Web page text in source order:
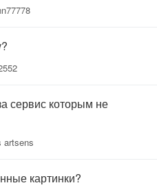
сервис которым не
artsens
картинки?